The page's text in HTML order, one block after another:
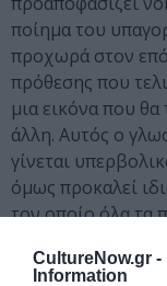
CultureNow.gr -
Information
ποίημα του
προχωρά στον
πρόθεσης που
μια εικόνα που
άλλη. Αυτός ο
γίνεται
όμως προκαλεί
τον οποίο όλα τα
είναι που ο
όχι μόνο ήχο.